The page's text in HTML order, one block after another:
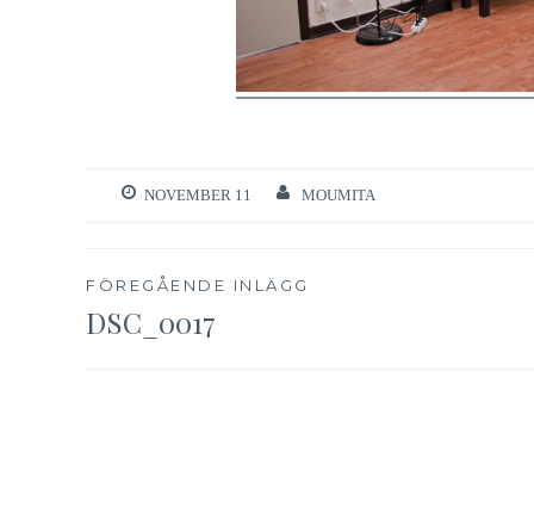
NOVEMBER 11 MOUMITA
Inläggsnavigering
FÖREGÅENDE INLÄGG
DSC_0017